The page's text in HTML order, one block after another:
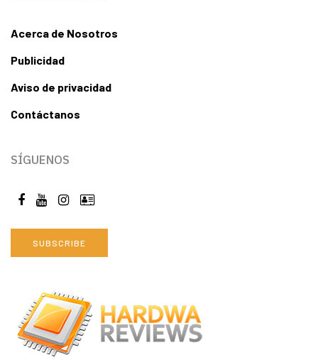
Acerca de Nosotros
Publicidad
Aviso de privacidad
Contáctanos
SÍGUENOS
SUBSCRIBE